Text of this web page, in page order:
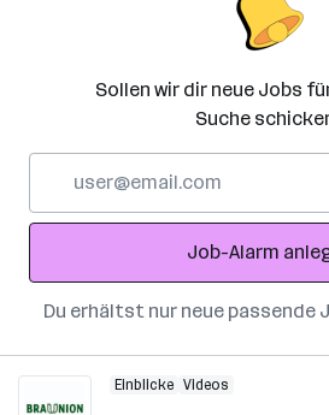
Sollen wir dir neue Jobs
Suche
Adresse
Job-Alarm
Du erhältst nur neue passende
Einblicke Videos